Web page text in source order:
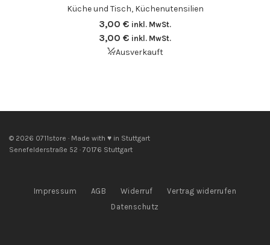
Küche und Tisch, Küchenutensilien
3,00 € inkl. MwSt.
3,00 € inkl. MwSt.
Ausverkauft
© 2026 0711store · Made with ♥ in Stuttgart
Senefelderstraße 52 · 70176 Stuttgart
Impressum AGB Widerruf
Vertrag widerrufen
Datenschutz